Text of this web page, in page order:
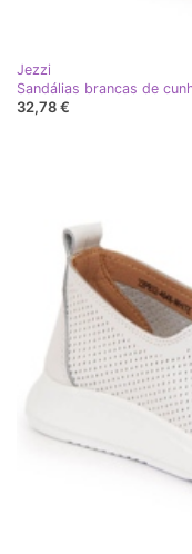
Jezzi
Sandálias brancas de
32,78 €